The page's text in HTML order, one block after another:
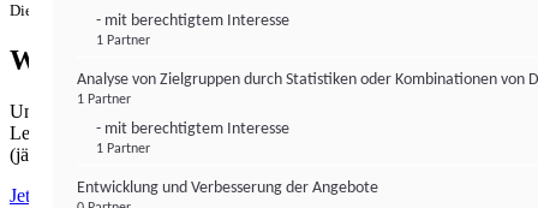
Die Zustimmung ist jederzeit widerrufbar.
Werbefrei lesen
Unabhängiger Journalismus hat seinen Preis.
Lesen Sie institutional-money.com PUR für 33,99€ pro Monat
(jährliche Abrechnung).
Jetzt abonnieren
- mit berechtigtem Interesse
1 Partner
Analyse von Zielgruppen durch Statistiken oder Kombinationen von
1 Partner
- mit berechtigtem Interesse
1 Partner
Entwicklung und Verbesserung der Angebote